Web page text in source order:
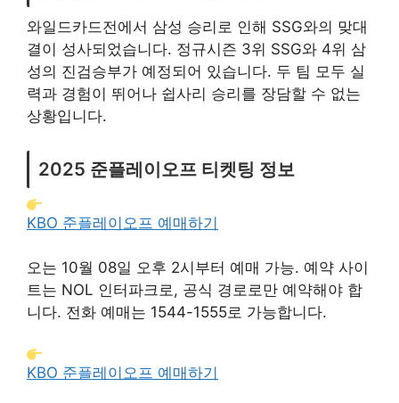
와일드카드전에서 삼성 승리로 인해 SSG와의 맞대
결이 성사되었습니다. 정규시즌 3위 SSG와 4위 삼
성의 진검승부가 예정되어 있습니다. 두 팀 모두 실
력과 경험이 뛰어나 쉽사리 승리를 장담할 수 없는
상황입니다.
2025 준플레이오프 티켓팅 정보
KBO 준플레이오프 예매하기
오는 10월 08일 오후 2시부터 예매 가능. 예약 사이
트는 NOL 인터파크로, 공식 경로로만 예약해야 합
니다. 전화 예매는 1544-1555로 가능합니다.
KBO 준플레이오프 예매하기